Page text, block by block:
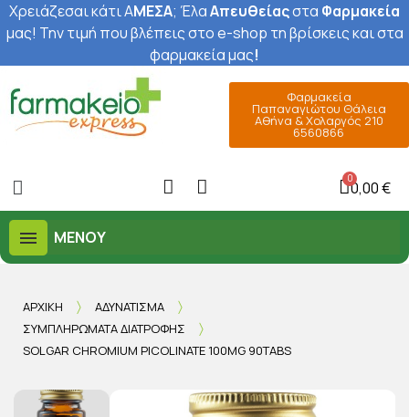
Χρειάζεσαι κάτι ΑΜΕΣΑ; ΈλαΑπευθείαςστα Φαρμακεία
μας! Την τιμή που βλέπεις στο e-shop τη βρίσκεις και στα
φαρμακεία μας!
Φαρμακεία
Παπαναγιώτου Θάλεια
Αθήνα & Χολαργός 210
6560866
0,00 €
ΜΕΝΟΎ
ΑΡΧΙΚΉ
ΑΔΥΝΆΤΙΣΜΑ
ΣΥΜΠΛΗΡΏΜΑΤΑ ΔΙΑΤΡΟΦΉΣ
SOLGAR CHROMIUM PICOLINATE 100MG 90TABS